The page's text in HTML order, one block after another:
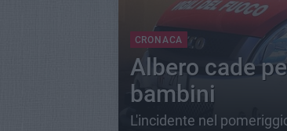
CRONACA
Albero cade
bambini
L'incidente nel